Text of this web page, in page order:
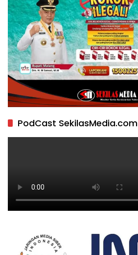
PodCast SekilasMedia.com